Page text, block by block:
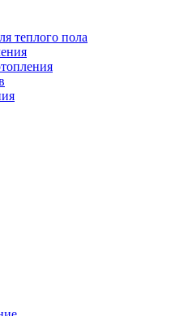
теплого пола